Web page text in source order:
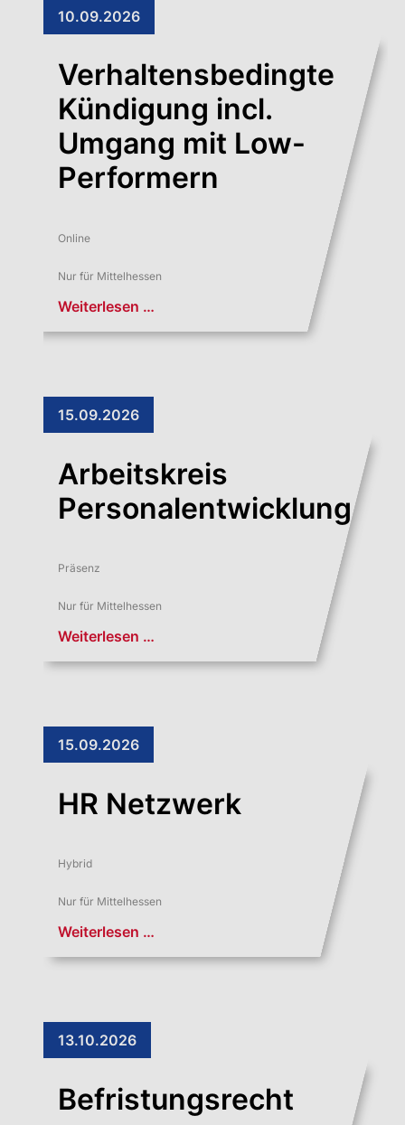
10.09.2026
Verhaltensbedingte
Kündigung incl.
Umgang mit Low-
Performern
Online
Nur für Mittelhessen
Weiterlesen …
15.09.2026
Arbeitskreis
Personalentwicklung
Präsenz
Nur für Mittelhessen
Weiterlesen …
15.09.2026
HR Netzwerk
Hybrid
Nur für Mittelhessen
Weiterlesen …
13.10.2026
Befristungsrecht